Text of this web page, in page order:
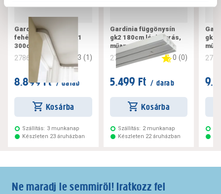
Gardinia műanyag,
fehér függönysín gk1
300cm
278616 3 (1 )
8.899 Ft / darab
Kosárba
Szállítás: 3 munkanap
Készleten 23 áruházban
Gardinia függönysín
gk2 180cm légkamrás,
műanyag, fehér
278619 0 (0)
5.499 Ft / darab
Kosárba
Szállítás: 2 munkanap
Készleten 22 áruházban
gk2
Ne maradj le semmiről! Iratkozz fel